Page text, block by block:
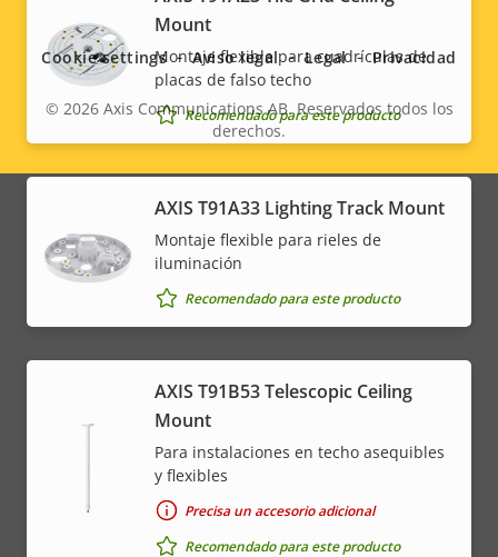
Mount
Montaje flexible para cuadrículas de
placas de falso techo
Recomendado para este producto
AXIS T91A33 Lighting Track Mount
Montaje flexible para rieles de
iluminación
Recomendado para este producto
AXIS T91B53 Telescopic Ceiling
Mount
Para instalaciones en techo asequibles
y flexibles
Precisa un accesorio adicional
Recomendado para este producto
menu
Legal
© 2026Axis Communications AB. Reservados todos los
derechos.
Cookie settings Aviso legal Legal Privacidad